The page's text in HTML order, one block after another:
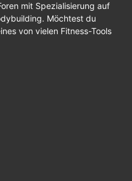
mit Spezialisierung auf
Möchtest du
von vielen Fitness-Tools